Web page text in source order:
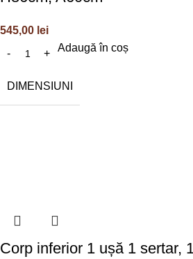
545,00 lei
Adaugă în coș
DIMENSIUNI
Corp inferior 1 ușă 1 sertar,